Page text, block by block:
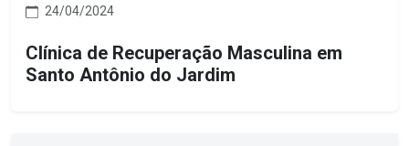
24/04/2024
Clínica de Recuperação Masculina em
Santo Antônio do Jardim